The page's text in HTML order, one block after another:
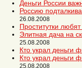
Деньги России
Россию
26.08.2008
Проститутки
Элитная дача на
25.08.2008
Кто украл деньги
Кто украл деньги
25.08.2008